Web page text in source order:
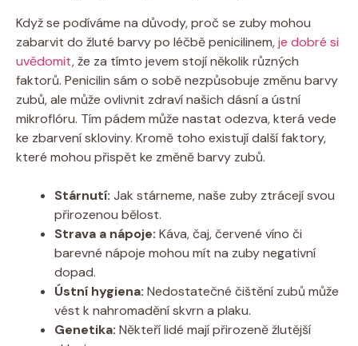
Když se podíváme na důvody, proč se zuby mohou
zabarvit do žluté barvy po léčbě penicilinem,je dobré si
uvědomit, že za tímto jevem stojí několik různých
faktorů. Penicilin sám o sobě nezpůsobuje změnu barvy
zubů, ale může ovlivnit zdraví našich dásní a ústní
mikroflóru. Tím pádem může nastat odezva, která vede
ke zbarvení skloviny. Kromě toho existují další faktory,
které mohou přispět ke změně barvy zubů.
Stárnutí: Jak stárneme, naše zuby ztrácejí svou
přirozenou bělost.
Strava a nápoje: Káva, čaj, červené víno či
barevné nápoje mohou mít na zuby negativní
dopad.
Ústní hygiena: Nedostatečné čištění zubů může
vést k nahromadění skvrn a plaku.
Genetika: Někteří lidé mají přirozeně žlutější